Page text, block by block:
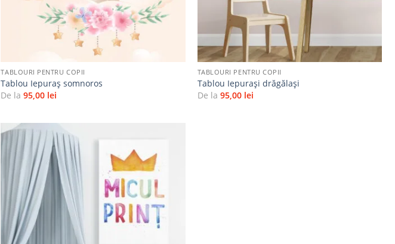
TABLOURI PENTRU COPII
Tablou Iepuraș somnoros
De la95,00 lei
+
TABLOURI PENTRU COPII
Tablou Iepurași drăgălași
De la 95,00 lei
favorite